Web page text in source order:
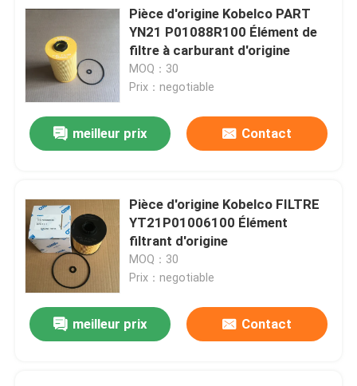
Pièce d'origine Kobelco PART
YN21 P01088R100 Élément de
filtre à carburant d'origine
MOQ：30
Prix：negotiable
meilleur prix Contact
Pièce d'origine Kobelco FILTRE
YT21P01006100 Élément
filtrant d'origine
MOQ：30
Prix：negotiable
meilleur prix Contact